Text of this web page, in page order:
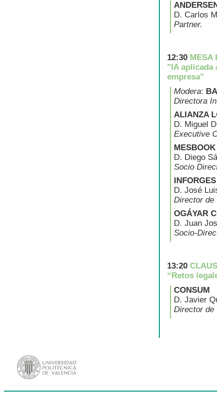
D. Carlos
Partner.
12:30 MESA
"IA aplicada
empresa"
Modera:
Directora
ALIANZA
D. Miguel
Executive
MESBOOK
D. Diego
Socio
INFORGES
D. José
Director de
OGÁYAR
D. Juan
Socio-
13:20
“Retos
CONSUM
D. Javier
Director de